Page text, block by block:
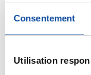
Consentement
Utilisation
(Nivolumab et
diabète auto-
oncologue a mis